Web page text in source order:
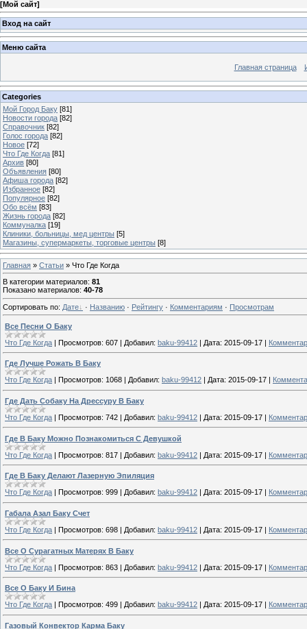
[Мой сайт]
Вход на сайт
Меню сайта
Главная страница
Categories
Мой Город Баку [81]
Новости города [82]
Справочник [82]
Голос города [82]
Новое [72]
Что Где Когда [81]
Архив [80]
Объявления [80]
Афиша города [82]
Избранное [82]
Популярное [82]
Обо всём [83]
Жизнь города [82]
Коммуналка [19]
Клиники, больницы, мед центры [5]
Магазины, супермаркеты, торговые центры [8]
Главная » Статьи » Что Где Когда
В категории материалов: 81
Показано материалов: 40-78
Сортировать по: Дате · Названию · Рейтингу · Комментариям · Просмотрам
Все Песни О Баку
Что Где Когда | Просмотров: 607 | Добавил: baku-99412 | Дата: 2015-09-17 |
Где Лучше Рожать В Баку
Что Где Когда
Просмотров: 1068 Добавил: baku-99412 Дата: 2015-09-17
Где Дать Собаку На Дрессуру В Баку
Что Где Когда | Просмотров: 742 | Добавил: baku-99412 | Дата: 2015-09-17 |
Где В Баку Можно Познакомиться С Девушкой
Что Где Когда | Просмотров: 817 | Добавил: baku-99412 | Дата: 2015-09-17 |
Где В Баку Делают Лазерную Эпиляция
Что Где Когда
Просмотров: 999 Добавил: baku-99412 Дата: 2015-09-17
Габала Азал Баку Счет
Что Где Когда | Просмотров: 698 | Добавил: baku-99412 | Дата: 2015-09-17 |
Все О Сурагатных Матерях В Баку
Что Где Когда | Просмотров: 863 | Добавил: baku-99412 | Дата: 2015-09-17 |
Все О Баку И Бина
Что Где Когда | Просмотров: 499 | Добавил: baku-99412 | Дата: 2015-09-17 |
Газовый Конвектор Карма Баку